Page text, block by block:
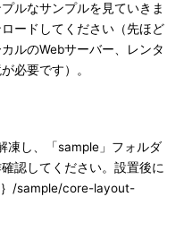
ルなサンプルを見ていきま
ードしてください（先ほど
ルのWebサーバー、レンタ
必要です）。
凍し、「sample」フォルダ
認してください。設置後に
/sample/core-layout-